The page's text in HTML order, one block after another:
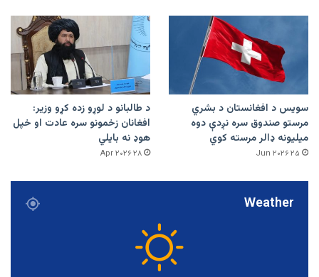
سویس د افغانستان د بشري
مرستو صندوق سره نږدې دوه
میلیونه ډالر مرسته کوي
۲۵ Jun ۲۰۲۶
د طالبانو د لوړو زده کړو وزیر:
افغانان زخمونو سره عادت او خپل
هوډ نه بایلي
۲۸ Apr ۲۰۲۶
Weather